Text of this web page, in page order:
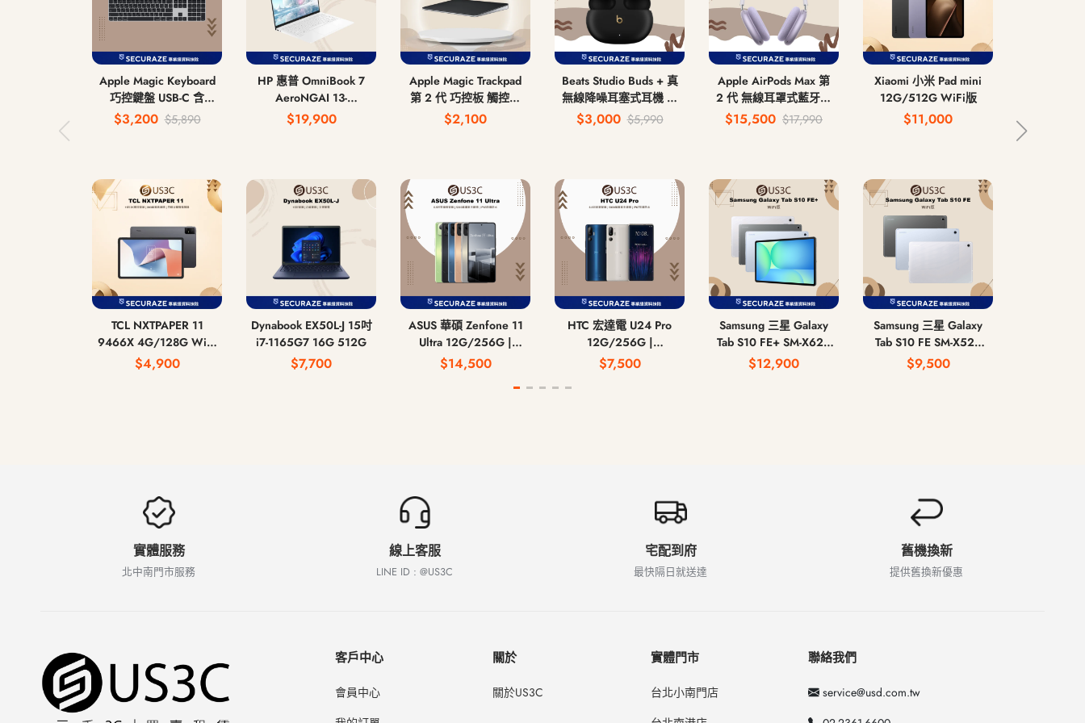
Apple Magic Keyboard
巧控鍵盤 USB-C 含
Touch ID 和 數字鍵盤 中
$3,200 $5,890
HP 惠普 OmniBook 7
AeroNGAI 13-
bg1066AU 13吋 AI 5
$19,900
Apple Magic Trackpad
第 2 代 巧控板 觸控板
USB-C
$2,100
Beats Studio Buds + 真
無線降噪耳塞式耳機 無
線藍牙耳機
$3,000 $5,990
Apple AirPods Max 第
2 代 無線耳罩式藍牙耳
機 USB-C
$15,500 $17,990
Xiaomi 小米 Pad mini
12G/512G WiFi版
$11,000
TCL NXTPAPER 11
9466X 4G/128G WiFi
版
$4,900
Dynabook EX50L-J 15吋
i7-1165G7 16G 512G
$7,700
ASUS 華碩 Zenfone 11
Ultra 12G/256G |
16G/512G 6.8吋
$14,500
HTC 宏達電 U24 Pro
12G/256G |
12G/512G 6.8吋
$7,500
Samsung 三星 Galaxy
Tab S10 FE+ SM-X620
8G/128G | 12G/256G
$12,900
Samsung 三星 Galaxy
Tab S10 FE SM-X520
8G/128G | 12G/256G
$9,500
實體服務
北中南門市服務
線上客服
LINE ID : @US3C
宅配到府
最快隔日就送達
舊機換新
提供舊換新優惠
客戶中心
會員中心
關於
關於US3C
實體門市
台北小南門店
聯絡我們
service@usd.com.tw